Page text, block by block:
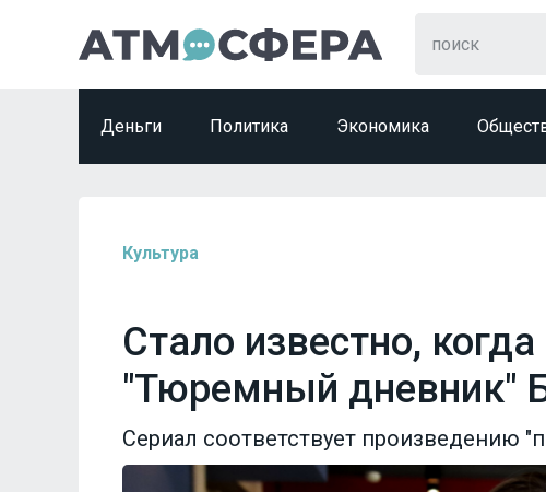
Деньги Политика Экономика
Культура
Стало известно,
"Тюремный дневник"
Сериал соответствует произведению